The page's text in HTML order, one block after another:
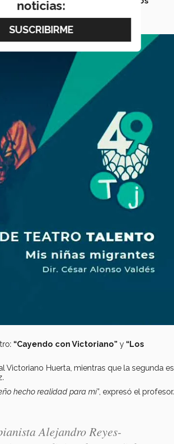
“Cayendo con Victoriano” y “Los
Victoriano Huerta, mientras que la segunda es
hecho realidad para mí”, expresó el profesor.
Alejandro Reyes-
noticias: